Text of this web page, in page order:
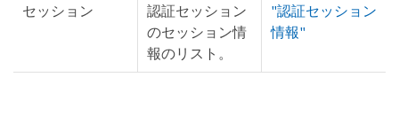
セッション
認証セッション
のセッション情
報のリスト。
"認証セッション
情報"